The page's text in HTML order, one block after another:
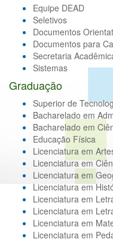
Equipe DEAD
Seletivos
Documentos
Documentos para
Secretaria
Sistemas
Graduação
Superior de
Bacharelado em
Bacharelado em
Educação Física
Licenciatura em
Licenciatura em
Licenciatura em
Licenciatura em
Licenciatura em
Licenciatura em
Licenciatura em
Licenciatura em